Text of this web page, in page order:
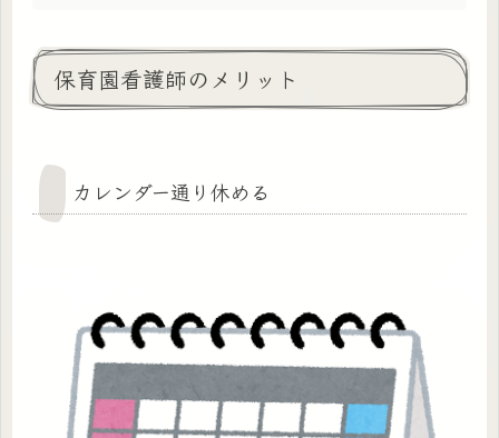
保育園看護師のメリット
カレンダー通り休める